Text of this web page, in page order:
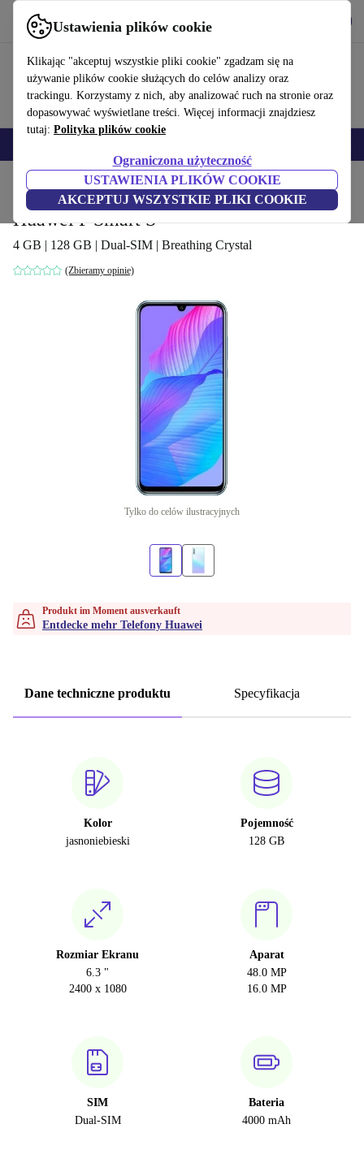
Ustawienia plików cookie
Klikając "akceptuj wszystkie pliki cookie" zgadzam się na
używanie plików cookie służących do celów analizy oraz
trackingu. Korzystamy z nich, aby analizować ruch na stronie oraz
dopasowywać wyświetlane treści. Więcej informacji znajdziesz
tutaj: Polityka plików cookie
Ograniczona użyteczność
USTAWIENIA PLIKÓW COOKIE
AKCEPTUJ WSZYSTKIE PLIKI COOKIE
Korzystaj z refurbed szybko i łatwo
Produkty Telefony i smartfony Telefony Huawei
Huawei P Smart S
4 GB | 128 GB | Dual-SIM | Breathing Crystal
(Zbieramy opinie)
Tylko do celów ilustracyjnych
Produkt im Moment ausverkauft
Entdecke mehr Telefony Huawei
Dane techniczne produktu Specyfikacja
Kolor
jasnoniebieski
Pojemność
128 GB
Rozmiar Ekranu
6.3 "
2400 x 1080
Aparat
48.0 MP
16.0 MP
SIM
Dual-SIM
Bateria
4000 mAh